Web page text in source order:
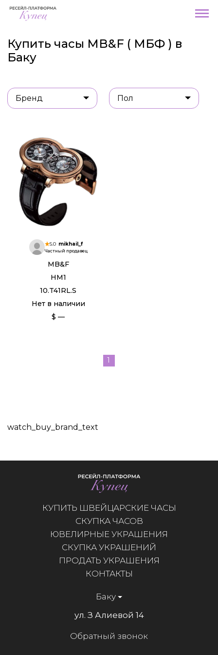
Купить часы MB&F ( МБФ ) в
Баку
Бренд Пол
5.0 mikhail_f
Частный продавец
MB&F
HM1
10.T41RL.S
Нет в наличии
$ —
1
watch_buy_brand_text
КУПИТЬ ШВЕЙЦАРСКИЕ ЧАСЫ
СКУПКА ЧАСОВ
ЮВЕЛИРНЫЕ УКРАШЕНИЯ
СКУПКА УКРАШЕНИЙ
ПРОДАТЬ УКРАШЕНИЯ
КОНТАКТЫ
Баку
ул. З Алиевой 14
Обратный звонок